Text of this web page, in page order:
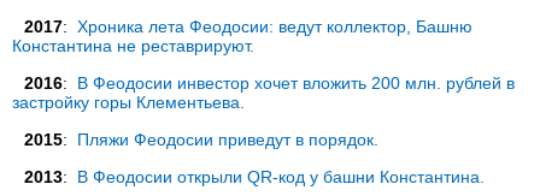
2017: Хроника лета Феодосии: ведут коллектор, Башню
Константина не реставрируют.
2016: В Феодосии инвестор хочет вложить 200 млн. рублей в
застройку горы Клементьева.
2015: Пляжи Феодосии приведут в порядок.
2013: В Феодосии открыли QR-код у башни Константина.